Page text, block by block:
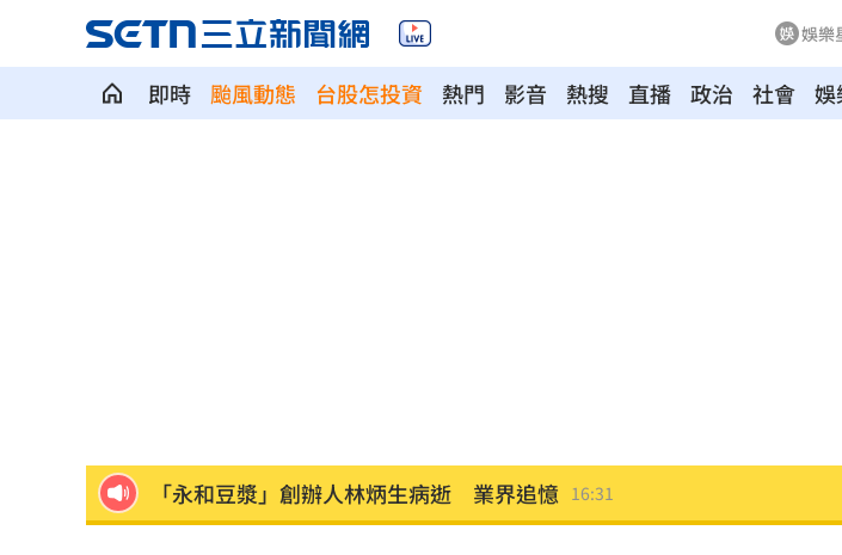
娛樂
即時 颱風動態 台股怎投資 熱門 影音 熱搜 直播 政治 社會 娛
「永和豆漿」創辦人林炳生病逝 業界追憶 16:31